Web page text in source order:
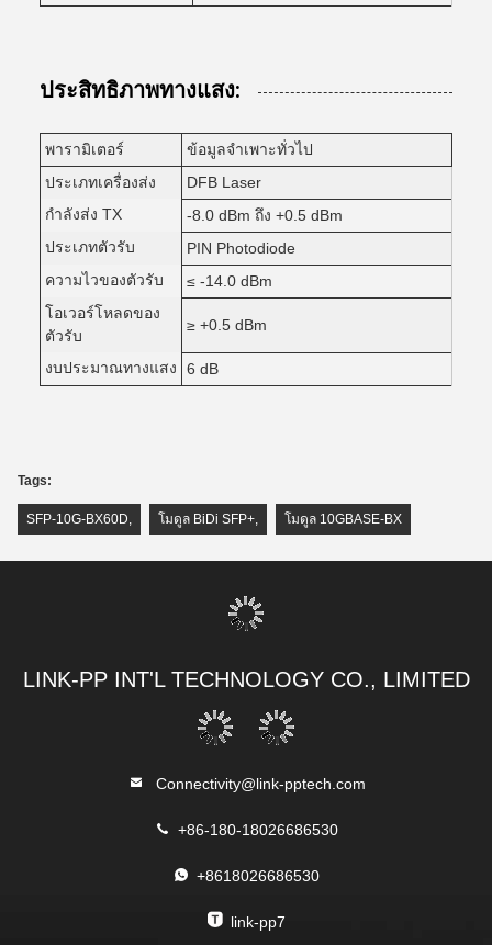
ประสิทธิภาพทางแสง:
พารามิเตอร์
ข้อมูลจำเพาะทั่วไป
ประเภทเครื่องส่ง
DFB Laser
กำลังส่ง TX
-8.0 dBm ถึง +0.5 dBm
ประเภทตัวรับ
PIN Photodiode
ความไวของตัวรับ
≤ -14.0 dBm
โอเวอร์โหลดของ
ตัวรับ
≥ +0.5 dBm
งบประมาณทางแสง 6 dB
Tags:
SFP-10G-BX60D, โมดูล BiDi SFP+, โมดูล 10GBASE-BX
LINK-PP INT'L TECHNOLOGY CO., LIMITED
Connectivity@link-pptech.com
+86-180-18026686530
+8618026686530
link-pp7